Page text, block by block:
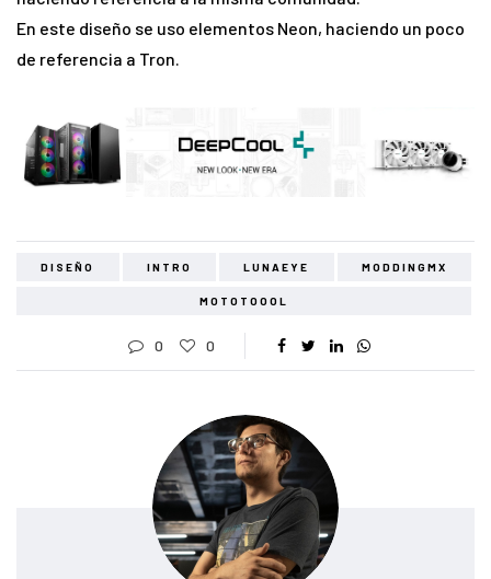
En este diseño se uso elementos Neon, haciendo un poco
de referencia a Tron.
DISEÑO INTRO LUNAEYE MODDINGMX
MOTOTOOOL
0 0